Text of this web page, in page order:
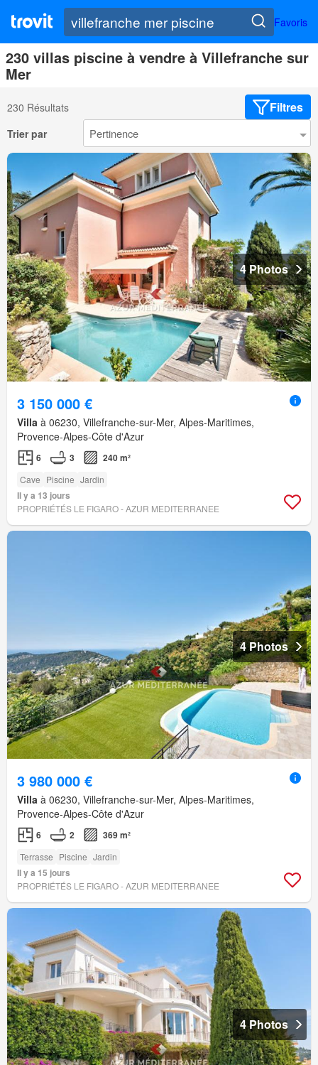
Favoris
230 villas piscine à vendre à Villefranche sur
Mer
230 Résultats Filtres
Trier par
4 Photos
3 150 000 €
Villa à 06230, Villefranche-sur-Mer, Alpes-Maritimes,
Provence-Alpes-Côte d'Azur
6 3 240 m²
Cave Piscine Jardin
Il y a 13 jours
PROPRIÉTÉS LE FIGARO - AZUR MEDITERRANEE
4 Photos
3 980 000 €
Villa à 06230, Villefranche-sur-Mer, Alpes-Maritimes,
Provence-Alpes-Côte d'Azur
6 2 369 m²
Terrasse Piscine Jardin
Il y a 15 jours
PROPRIÉTÉS LE FIGARO - AZUR MEDITERRANEE
4 Photos